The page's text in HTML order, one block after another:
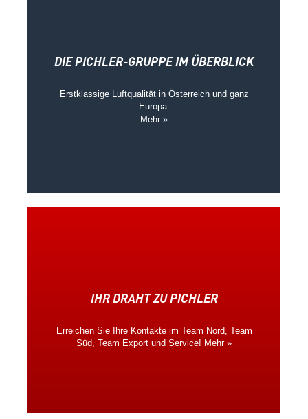
DIE PICHLER-GRUPPE IM ÜBERBLICK
Erstklassige Luftqualität in Österreich und ganz
Europa.
Mehr »
IHR DRAHT ZU PICHLER
Erreichen Sie Ihre Kontakte im Team Nord, Team
Süd, Team Export und Service! Mehr »